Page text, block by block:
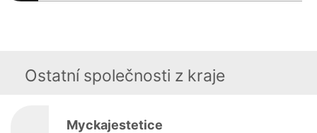
Ostatní společnosti z kraje
Myckajestetice